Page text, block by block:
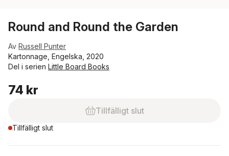
Round and Round the Garden
Av Russell Punter
Kartonnage, Engelska, 2020
Del i serien Little Board Books
74 kr
Tillfälligt slut
Tillfälligt slut